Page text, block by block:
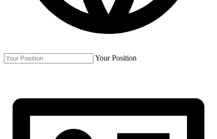
Your Position